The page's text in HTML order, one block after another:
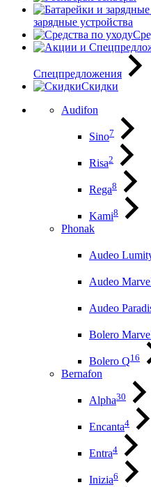
зарядные устройства
Спецпредложения
Скидки
Audifon
Sino7
Risa2
Rega8
Kami8
Phonak
Audeo
Audeo
Audeo
Bolero
Bolero Q16
Bernafon
Alpha30
Encanta4
Entra4
Inizia6